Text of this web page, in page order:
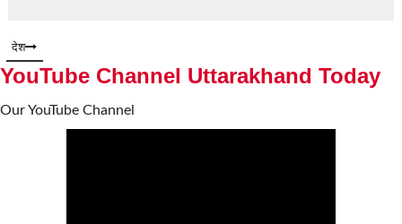
देश
YouTube Channel Uttarakhand Today
Our YouTube Channel